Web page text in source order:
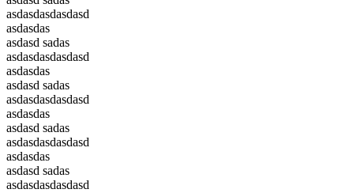
asdasdasdasdasd
asdasdas
asdasd sadas
asdasdasdasdasd
asdasdas
asdasd sadas
asdasdasdasdasd
asdasdas
asdasd sadas
asdasdasdasdasd
asdasdas
asdasd sadas
asdasdasdasdasd